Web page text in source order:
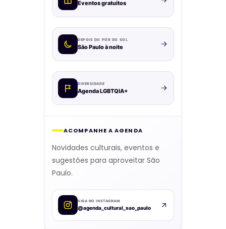
Eventos gratuitos
DEPOIS DO PÔR DO SOL
São Paulo à noite
DIVERSIDADE
Agenda LGBTQIA+
ACOMPANHE A AGENDA
Novidades culturais, eventos e
sugestões para aproveitar São
Paulo.
SIGA NO INSTAGRAM
@agenda_cultural_sao_paulo